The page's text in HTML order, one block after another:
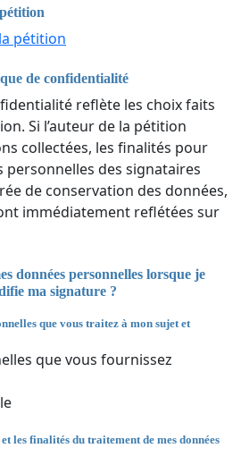
pétition
de confidentialité
reflète les choix faits
Si l’auteur de la pétition
collectées, les finalités pour
personnelles des signataires
de conservation des données,
immédiatement reflétées sur
données personnelles lorsque je
ma signature ?
que vous traitez à mon sujet et
que vous fournissez
les finalités du traitement de mes données